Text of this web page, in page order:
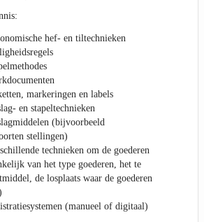
hef- en tiltechnieken
markeringen en labels
en stapeltechnieken
(bijvoorbeeld
stellingen)
technieken om de goederen
van het type goederen, het te
de losplaats waar de goederen
(manueel of digitaal)